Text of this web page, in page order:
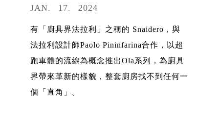
JAN 17 2024
有「廚具界法拉利」之稱的 Snaidero，與
法拉利設計師Paolo Pininfarina合作，以超
跑車體的流線為概念推出Ola系列，為廚具
界帶來革新的樣貌，整套廚房找不到任何一
個「直角」。